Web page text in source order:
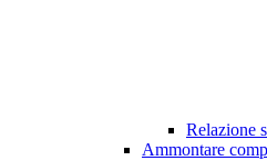
Relazione
Ammontare